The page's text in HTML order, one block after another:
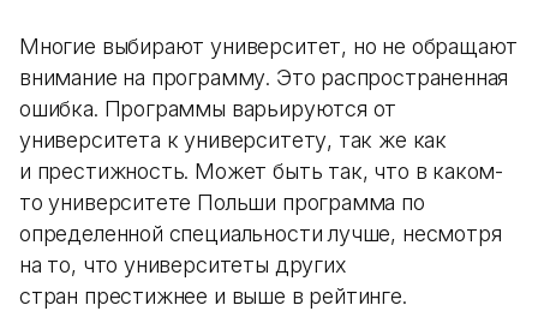
Многие выбирают университет, но не обращают
внимание на программу. Это распространенная
ошибка. Программы варьируются от
университета к университету, так же как
и престижность. Может быть так, что в каком-
то университете Польши программа по
определенной специальности лучше, несмотря
на то, что университеты других
стран престижнее и выше в рейтинге.